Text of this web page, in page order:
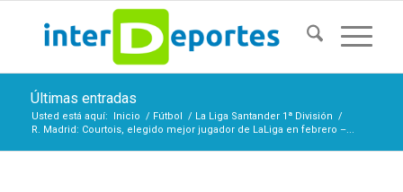
Últimas entradas
Usted está aquí: Inicio / Fútbol / La Liga Santander 1ª División /
R. Madrid: Courtois, elegido mejor jugador de LaLiga en febrero –...